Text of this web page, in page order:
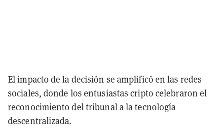
El impacto de la decisión se amplificó en las redes
sociales, donde los entusiastas cripto celebraron el
reconocimiento del tribunal a la tecnología
descentralizada.